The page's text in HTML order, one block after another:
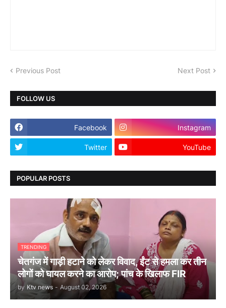
Previous Post Next Post
FOLLOW US
Facebook Instagram
Twitter YouTube
POPULAR POSTS
TRENDING
चेतगंज में गाड़ी हटाने को लेकर विवाद, ईंट से हमला कर तीन
लोगों को घायल करने का आरोप; पांच के खिलाफ FIR
by Ktv news - August 02, 2026